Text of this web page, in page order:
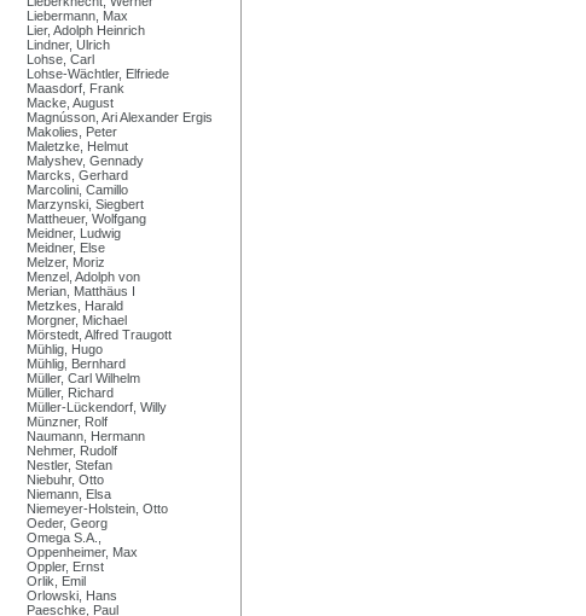
Liebermann, Max
Lier, Adolph Heinrich
Lindner, Ulrich
Lohse, Carl
Lohse-Wächtler, Elfriede
Maasdorf, Frank
Macke, August
Magnússon, Ari Alexander Ergis
Makolies, Peter
Maletzke, Helmut
Malyshev, Gennady
Marcks, Gerhard
Marcolini, Camillo
Marzynski, Siegbert
Mattheuer, Wolfgang
Meidner, Ludwig
Meidner, Else
Melzer, Moriz
Menzel, Adolph von
Merian, Matthäus I
Metzkes, Harald
Morgner, Michael
Mörstedt, Alfred Traugott
Mühlig, Hugo
Mühlig, Bernhard
Müller, Carl Wilhelm
Müller, Richard
Müller-Lückendorf, Willy
Münzner, Rolf
Naumann, Hermann
Nehmer, Rudolf
Nestler, Stefan
Niebuhr, Otto
Niemann, Elsa
Niemeyer-Holstein, Otto
Oeder, Georg
Omega S.A.,
Oppenheimer, Max
Oppler, Ernst
Orlik, Emil
Orlowski, Hans
Paeschke, Paul